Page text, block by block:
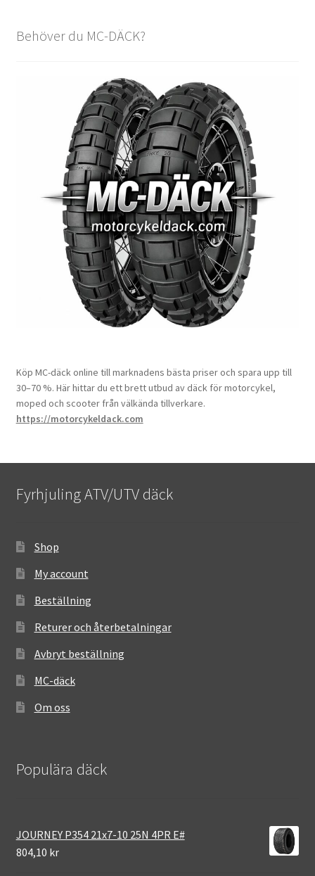
Behöver du MC-DÄCK?
Köp MC-däck online till marknadens bästa priser och spara upp till
30–70 %. Här hittar du ett brett utbud av däck för motorcykel,
moped och scooter från välkända tillverkare.
https://motorcykeldack.com
Fyrhjuling ATV/UTV däck
Shop
My account
Beställning
Returer och återbetalningar
Avbryt beställning
MC-däck
Om oss
Populära däck
JOURNEY P354 21x7-10 25N 4PR E#
804,10 kr